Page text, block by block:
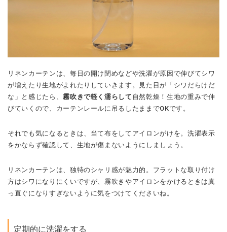
リネンカーテンは、毎日の開け閉めなどや洗濯が原因で伸びてシワ
が増えたり生地がよれたりしていきます。見た目が「シワだらけだ
な」と感じたら、霧吹きで軽く濡らして 自然乾燥！生地の重みで伸
びていくので、カーテンレールに吊るしたままでOKです。
それでも気になるときは、当て布をしてアイロンがけを。洗濯表示
をかならず確認して、生地が傷まないようにしましょう。
リネンカーテンは、独特のシャリ感が魅力的。フラットな取り付け
方はシワになりにくいですが、霧吹きやアイロンをかけるときは真
っ直ぐになりすぎないように気をつけてくださいね。
定期的に洗濯をする